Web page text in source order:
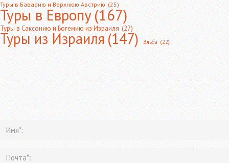
Туры в Баварию и Верхнюю Австрию (25)
Туры в Европу(167)
Туры в Саксонию и Богемию из Израиля (27)
Туры из Израиля(147) Эльба (22)